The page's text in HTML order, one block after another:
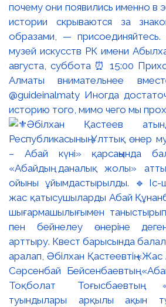
почему они появились именно в
истории скрываются за
образами, —
музей искусств РК имени
августа, суббота ⏰ 15:00
Алматы внимательнее
@guideinalmaty Иногда
историю того, мимо чего мы